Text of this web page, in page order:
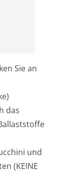
Sie an
das
und
(KEINE